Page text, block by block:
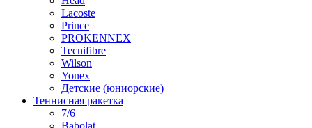
Lacoste
Prince
PROKENNEX
Tecnifibre
Wilson
Yonex
Детские (юниорские)
Теннисная ракетка
7/6
Babolat